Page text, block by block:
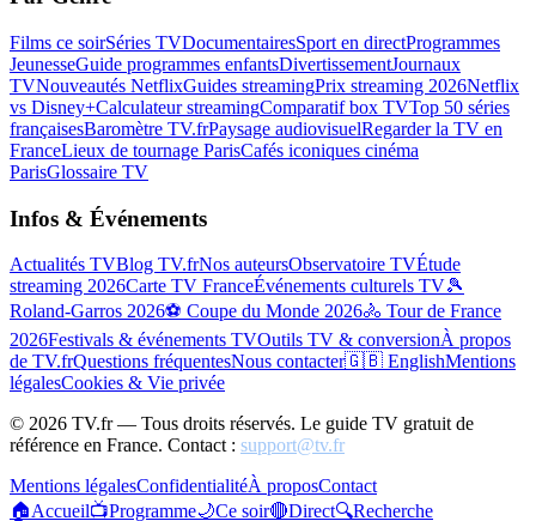
Films ce soirSéries TVDocumentairesSport en directProgrammes
JeunesseGuide programmes enfantsDivertissementJournaux
TVNouveautés NetflixGuides streamingPrix streaming 2026Netflix
vs Disney+Calculateur streamingComparatif box TVTop 50 séries
françaisesBaromètre TV.frPaysage audiovisuelRegarder la TV en
FranceLieux de tournage ParisCafés iconiques cinéma
ParisGlossaire TV
Infos & Événements
Actualités TVBlog TV.frNos auteursObservatoire TVÉtude
streaming 2026Carte TV FranceÉvénements culturels TV🎾
Roland-Garros 2026⚽ Coupe du Monde 2026🚴 Tour de France
2026Festivals & événements TVOutils TV & conversionÀ propos
de TV.frQuestions fréquentesNous contacter🇬🇧 EnglishMentions
légalesCookies & Vie privée
© 2026 TV.fr — Tous droits réservés. Le guide TV gratuit de
référence en France. Contact : support@tv.fr
Mentions légalesConfidentialitéÀ proposContact
🏠Accueil📺Programme🌙Ce soir🔴Direct🔍Recherche